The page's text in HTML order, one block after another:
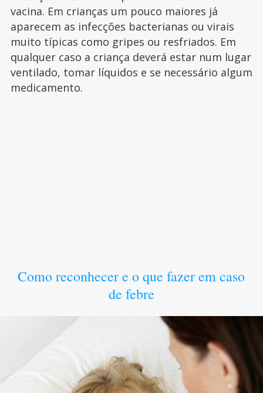
vacina. Em crianças um pouco maiores já
aparecem as infecções bacterianas ou virais
muito típicas como gripes ou resfriados. Em
qualquer caso a criança deverá estar num lugar
ventilado, tomar líquidos e se necessário algum
medicamento.
Como reconhecer e o que fazer em caso
de febre